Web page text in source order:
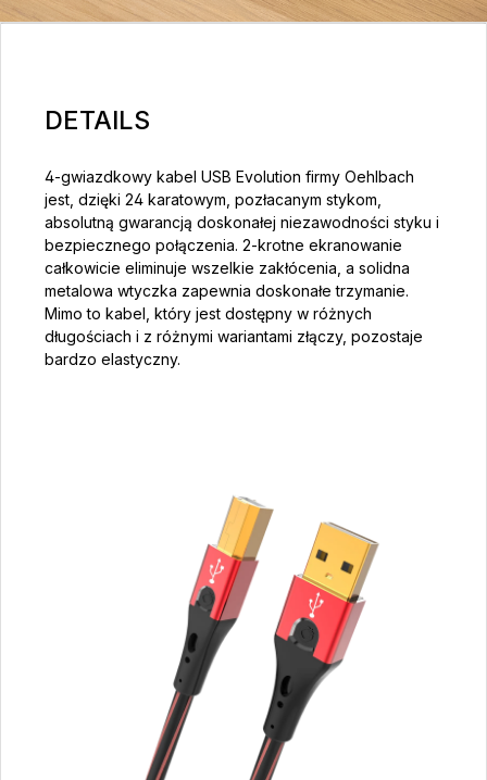
DETAILS
4-gwiazdkowy kabel USB Evolution firmy Oehlbach
jest, dzięki 24 karatowym, pozłacanym stykom,
absolutną gwarancją doskonałej niezawodności styku i
bezpiecznego połączenia. 2-krotne ekranowanie
całkowicie eliminuje wszelkie zakłócenia, a solidna
metalowa wtyczka zapewnia doskonałe trzymanie.
Mimo to kabel, który jest dostępny w różnych
długościach i z różnymi wariantami złączy, pozostaje
bardzo elastyczny.